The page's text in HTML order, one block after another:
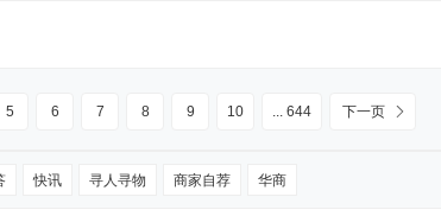
5 6 7 8 9 10 ... 644 下一页
快讯 寻人寻物 商家自荐 华商